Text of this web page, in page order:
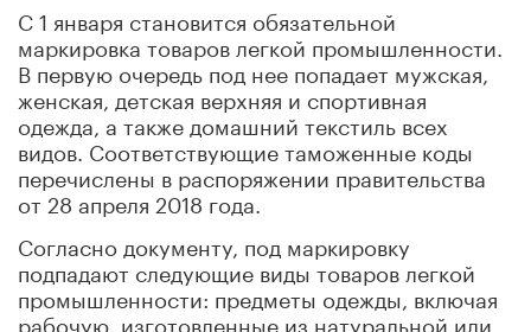
С 1 января становится обязательной
маркировка товаров легкой промышленности.
В первую очередь под нее попадает мужская,
женская, детская верхняя и спортивная
одежда, а также домашний текстиль всех
видов. Соответствующие таможенные коды
перечислены в распоряжении правительства
от 28 апреля 2018 года.
Согласно документу, под маркировку
подпадают следующие виды товаров легкой
промышленности: предметы одежды, включая
рабочую, изготовленные из натуральной или